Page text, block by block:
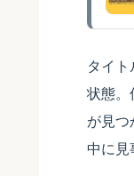
タイ
状態。
が見つ
中に見